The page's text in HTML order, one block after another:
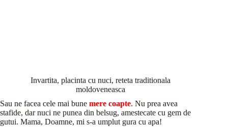
Invartita, placinta cu nuci, reteta traditionala
moldoveneasca
Sau ne facea cele mai bune mere coapte. Nu prea avea
stafide, dar nuci ne punea din belsug, amestecate cu gem de
gutui. Mama, Doamne, mi s-a umplut gura cu apa!